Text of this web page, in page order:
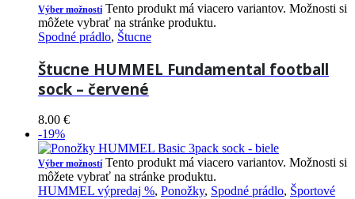
Výber možností Tento produkt má viacero variantov. Možnosti si
môžete vybrať na stránke produktu.
Spodné prádlo, Štucne
Štucne HUMMEL Fundamental football
sock – červené
8.00 €
-19%
Výber možností Tento produkt má viacero variantov. Možnosti si
môžete vybrať na stránke produktu.
HUMMEL výpredaj %, Ponožky, Spodné prádlo, Športové